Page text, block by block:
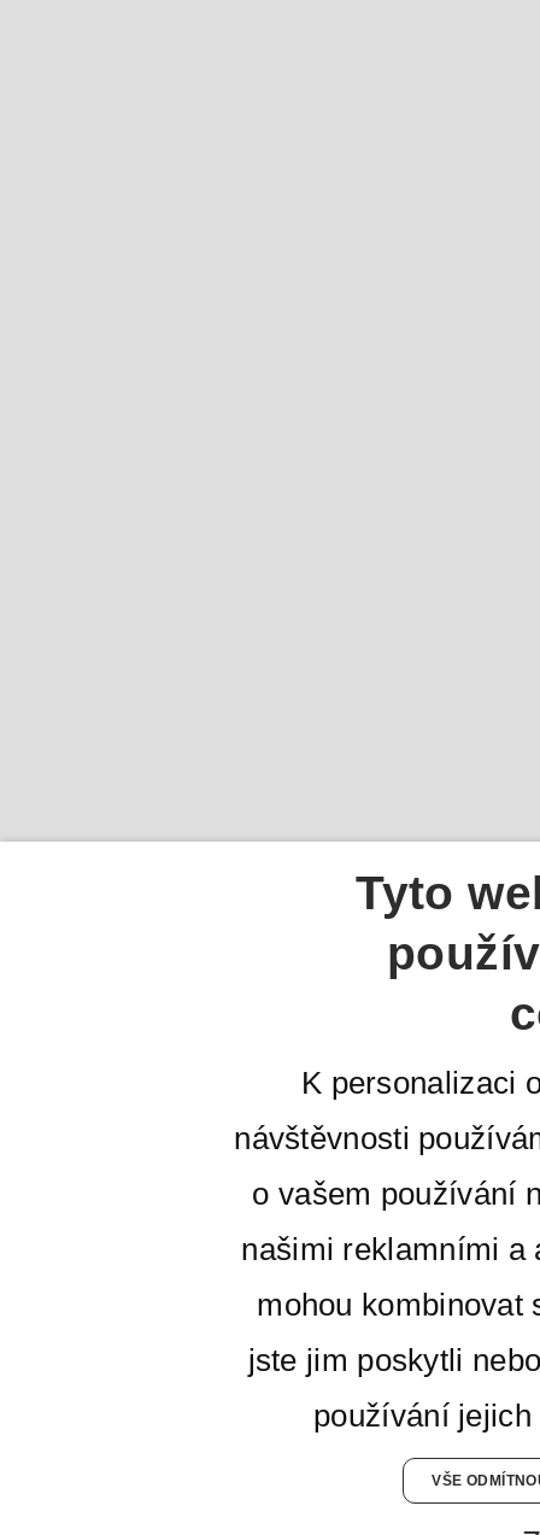
Tyto
K personalizaci
návštěvnosti
o vašem používání
našimi reklamními a
mohou kombinovat
jste jim poskytli
používání
VŠE